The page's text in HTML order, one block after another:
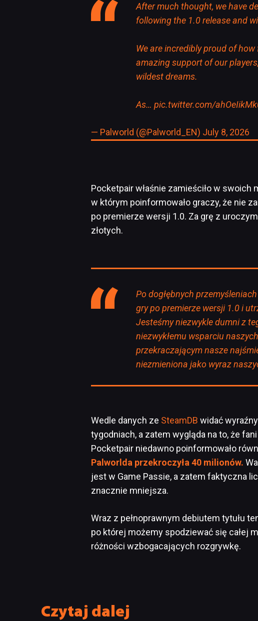
After much thought, we have
following the 1.0 release and
We are incredibly proud of
amazing support of our
wildest dreams.
As… pic.twitter.com/
— Palworld (@Palworld_EN) July 8, 2026
Pocketpair właśnie zamieściło w
w którym poinformowało graczy, że nie
po premierze wersji 1.0. Za grę z
złotych.
Po dogłębnych
gry po premierze wersji 1.0 i
Jesteśmy niezwykle dumni z
niezwykłemu wsparciu
przekraczającym nasze
niezmieniona jako wyraz
Wedle danych ze SteamDB widać
tygodniach, a zatem wygląda na to, że
Pocketpair niedawno poinformowało
Palworlda przekroczyła 40 milionów.
jest w Game Passie, a zatem faktyczna
znacznie mniejsza.
Wraz z pełnoprawnym debiutem tytułu
po której możemy spodziewać się całej
różności wzbogacających rozgrywkę.
Czytaj dalej